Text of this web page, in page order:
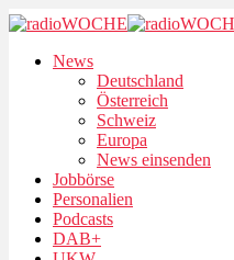
News
Deutschland
Österreich
Schweiz
Europa
News einsenden
Jobbörse
Personalien
Podcasts
DAB+